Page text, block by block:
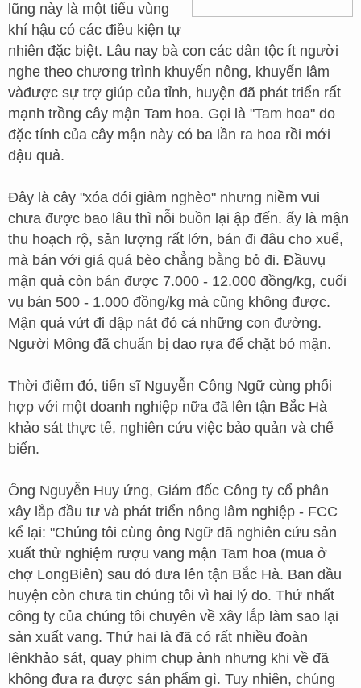
lũng này là một tiểu vùng
khí hậu có các điều kiện tự
nhiên đặc biệt. Lâu nay bà con các dân tộc ít người
nghe theo chương trình khuyến nông, khuyến lâm
vàđược sự trợ giúp của tỉnh, huyện đã phát triển rất
mạnh trồng cây mận Tam hoa. Gọi là "Tam hoa" do
đặc tính của cây mận này có ba lần ra hoa rồi mới
đậu quả.
Đây là cây "xóa đói giảm nghèo" nhưng niềm vui
chưa được bao lâu thì nỗi buồn lại ập đến. ấy là mận
thu hoạch rộ, sản lượng rất lớn, bán đi đâu cho xuể,
mà bán với giá quá bèo chẳng bằng bỏ đi. Đầuvụ
mận quả còn bán được 7.000 - 12.000 đồng/kg, cuối
vụ bán 500 - 1.000 đồng/kg mà cũng không được.
Mận quả vứt đi dập nát đỏ cả những con đường.
Người Mông đã chuẩn bị dao rựa để chặt bỏ mận.
Thời điểm đó, tiến sĩ Nguyễn Công Ngữ cùng phối
hợp với một doanh nghiệp nữa đã lên tận Bắc Hà
khảo sát thực tế, nghiên cứu việc bảo quản và chế
biến.
Ông Nguyễn Huy ứng, Giám đốc Công ty cổ phân
xây lắp đầu tư và phát triển nông lâm nghiệp - FCC
kể lại: "Chúng tôi cùng ông Ngữ đã nghiên cứu sản
xuất thử nghiệm rượu vang mận Tam hoa (mua ở
chợ LongBiên) sau đó đưa lên tận Bắc Hà. Ban đầu
huyện còn chưa tin chúng tôi vì hai lý do. Thứ nhất
công ty của chúng tôi chuyên về xây lắp làm sao lại
sản xuất vang. Thứ hai là đã có rất nhiều đoàn
lênkhảo sát, quay phim chụp ảnh nhưng khi về đã
không đưa ra được sản phẩm gì. Tuy nhiên, chúng